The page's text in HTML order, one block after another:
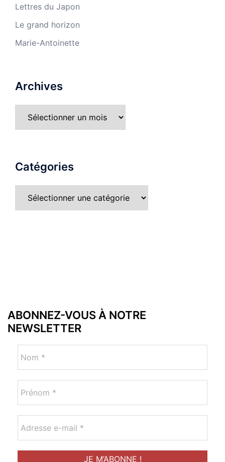
Lettres du Japon
Le grand horizon
Marie-Antoinette
Archives
Catégories
ABONNEZ-VOUS À NOTRE
NEWSLETTER